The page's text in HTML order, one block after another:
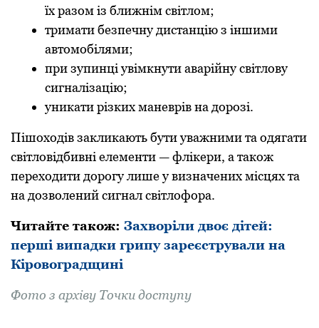
їх разом із ближнім світлом;
тримати безпечну дистанцію з іншими
автомобілями;
при зупинці увімкнути аварійну світлову
сигналізацію;
уникати різких маневрів на дорозі.
Пішоходів закликають бути уважними та одягати
світловідбивні елементи — флікери, а також
переходити дорогу лише у визначених місцях та
на дозволений сигнал світлофора.
Читайте також: Захворіли двоє дітей:
перші випадки грипу зареєстрували на
Кіровоградщині
Фото з архіву Точки доступу